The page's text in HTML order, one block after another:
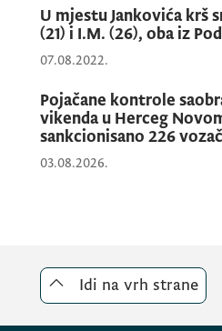
U mjestu Jankovića krš
(21) i I.M. (26), oba iz
07.08.2022.
Pojačane kontrole
vikenda u Herceg
sankcionisano 226 vozač
03.08.2026.
Idi na vrh strane